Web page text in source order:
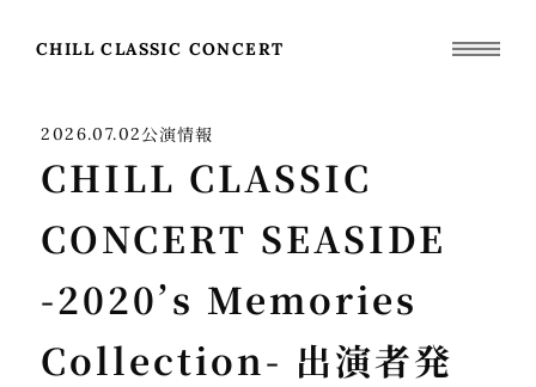
CHILL CLASSIC CONCERT
2026.07.02公演情報
CHILL CLASSIC
CONCERT SEASIDE
-2020’s Memories
Collection- 出演者発